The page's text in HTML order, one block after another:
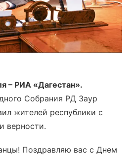
РИА «Дагестан».
Собрания РД Заур
жителей республики с
верности.
Поздравляю вас с Днем